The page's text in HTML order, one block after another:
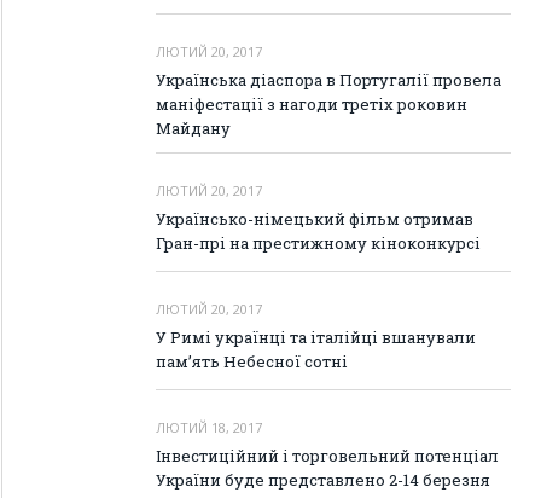
ЛЮТИЙ 20, 2017
Українська діаспора в Португалії провела
маніфестації з нагоди третіх роковин
Майдану
ЛЮТИЙ 20, 2017
Українсько-німецький фільм отримав
Гран-прі на престижному кіноконкурсі
ЛЮТИЙ 20, 2017
У Римі українці та італійці вшанували
пам’ять Небесної сотні
ЛЮТИЙ 18, 2017
Інвестиційний і торговельний потенціал
України буде представлено 2-14 березня